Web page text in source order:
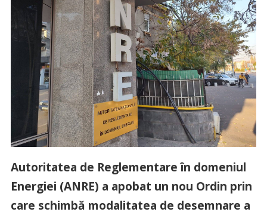
Autoritatea de Reglementare în domeniul
Energiei (ANRE) a apobat un nou Ordin prin
care schimbă modalitatea de desemnare a